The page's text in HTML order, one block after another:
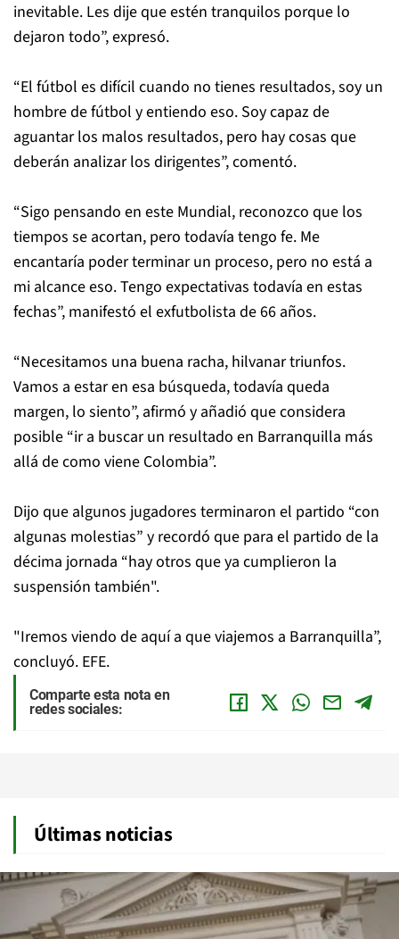
inevitable. Les dije que estén tranquilos porque lo
dejaron todo”, expresó.
“El fútbol es difícil cuando no tienes resultados, soy un
hombre de fútbol y entiendo eso. Soy capaz de
aguantar los malos resultados, pero hay cosas que
deberán analizar los dirigentes”, comentó.
“Sigo pensando en este Mundial, reconozco que los
tiempos se acortan, pero todavía tengo fe. Me
encantaría poder terminar un proceso, pero no está a
mi alcance eso. Tengo expectativas todavía en estas
fechas”, manifestó el exfutbolista de 66 años.
“Necesitamos una buena racha, hilvanar triunfos.
Vamos a estar en esa búsqueda, todavía queda
margen, lo siento”, afirmó y añadió que considera
posible “ir a buscar un resultado en Barranquilla más
allá de como viene Colombia”.
Dijo que algunos jugadores terminaron el partido “con
algunas molestias” y recordó que para el partido de la
décima jornada “hay otros que ya cumplieron la
suspensión también".
"Iremos viendo de aquí a que viajemos a Barranquilla”,
concluyó. EFE.
Comparte esta nota en
redes sociales:
Últimas noticias